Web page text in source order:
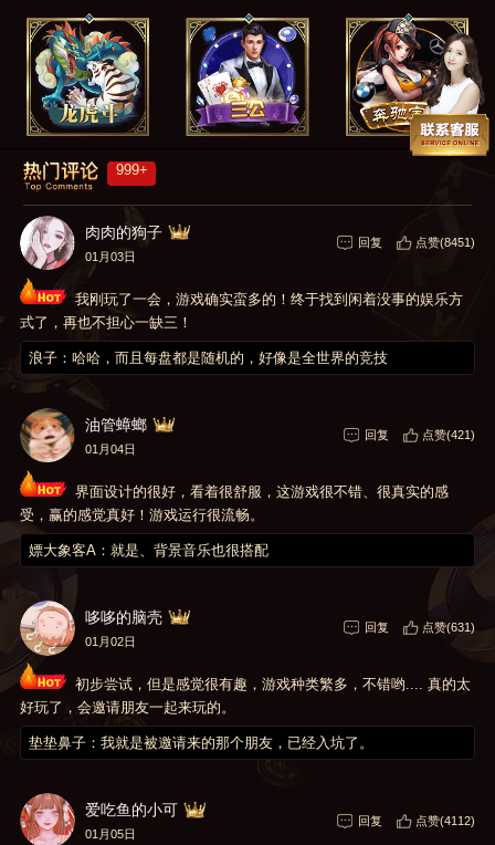
999+
肉肉的狗子
01月03日
回复 点赞(8451)
我刚玩了一会，游戏确实蛮多的！终于找到闲着没事的娱乐方
式了，再也不担心一缺三！
浪子：哈哈，而且每盘都是随机的，好像是全世界的竞技
油管蟑螂
01月04日
回复 点赞(421)
界面设计的很好，看着很舒服，这游戏很不错、很真实的感
受，赢的感觉真好！游戏运行很流畅。
嫖大象客A：就是、背景音乐也很搭配
哆哆的脑壳
01月02日
回复 点赞(631)
初步尝试，但是感觉很有趣，游戏种类繁多，不错哟.... 真的太
好玩了，会邀请朋友一起来玩的。
垫垫鼻子：我就是被邀请来的那个朋友，已经入坑了。
爱吃鱼的小可
01月05日
回复 点赞(4112)